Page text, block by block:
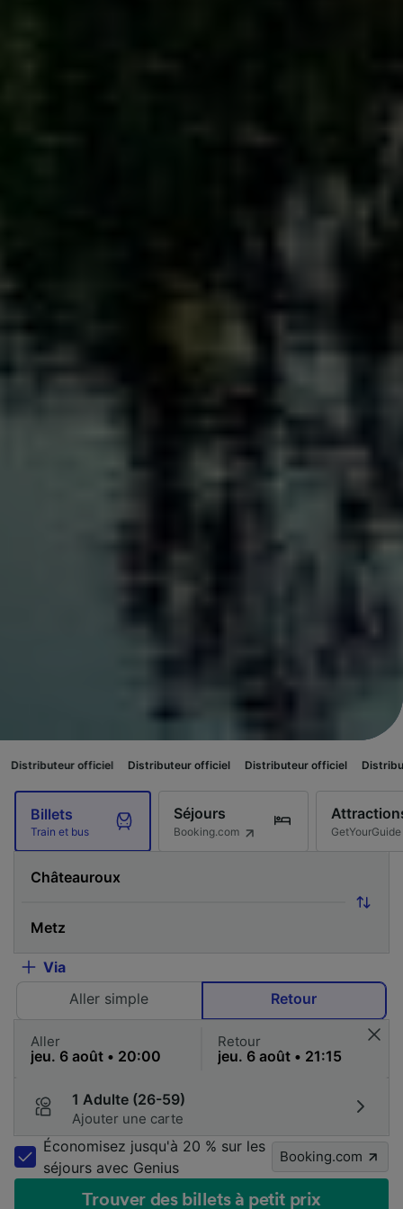
Distributeur officiel Distributeur officiel Distributeur officiel
Billets
Train et bus
Séjours
Booking.com GetYourGuide
Via
Aller simple
Retour
Aller Retour
1 Adulte (26-59)
Ajouter une carte
Économisez jusqu'à 20 % sur les
séjours avec Genius
Booking.com
Trouver des billets à petit prix